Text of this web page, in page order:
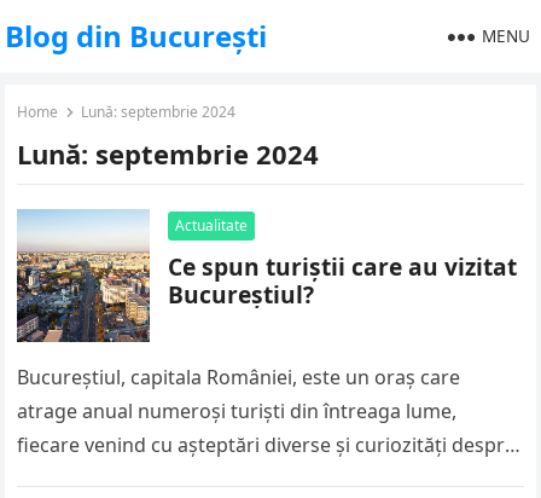
Blog din București MENU
Home Lună:septembrie 2024
Lună: septembrie 2024
Actualitate
Ce spun turiștii care au vizitat
Bucureștiul?
Bucureștiul, capitala României, este un oraș care
atrage anual numeroși turiști din întreaga lume,
fiecare venind cu așteptări diverse și curiozități despre